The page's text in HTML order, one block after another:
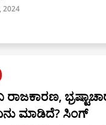
2024
ರಾಜಕಾರಣ,
ಮಾಡಿದೆ? ಸಿಂಗ್‌